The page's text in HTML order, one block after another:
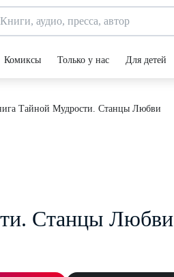
Комиксы Только у нас Для детей
Тайной Мудрости. Станцы Любви
Станцы Любви